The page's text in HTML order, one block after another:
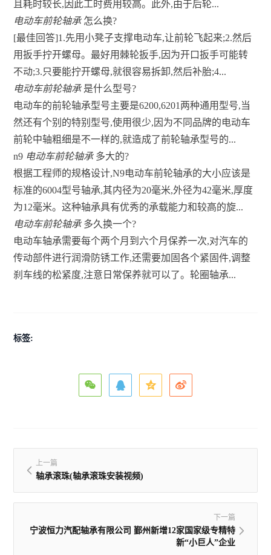
且耗时较长,因此工时费用较高。此外,由于后轮...
电动车前轮轴承 怎么换?
[最佳回答]1.先用小凳子支撑电动车,让前轮飞起来;2.然后
用扳手拧开螺母。最好用棘轮扳手,因为开口扳手可能转
不动;3.只要能拧开螺母,就很容易拆卸,然后补胎;4...
电动车前轮轴承 是什么型号?
电动车的前轮轴承型号主要是6200,6201两种通用型号,当
然还有个别的特别型号,使用很少,因为不同品牌的电动车
前轮中轴粗细是不一样的,就造成了前轮轴承型号的...
n9 电动车前轮轴承 多大的?
根据工程师的规格设计,N9电动车前轮轴承的大小应该是
标准的6004型号轴承,其内径为20毫米,外径为42毫米,厚度
为12毫米。这种轴承具有优秀的承载能力和较高的旋...
电动车前轮轴承 多久换一个?
电动车轴承需要每个两个月到六个月保养一次,对汽车的
传动部件进行润滑防锈工作,还需要加固各个紧固件,调整
刹车线的松紧度,注意日常保养就可以了。轮圈轴承...
标签:
上一篇
轴承滚珠(轴承滚珠安装视频)
下一篇
宁波恒力汽配轴承有限公司 鄞州新增12家国家级专精特
新“小巨人”企业